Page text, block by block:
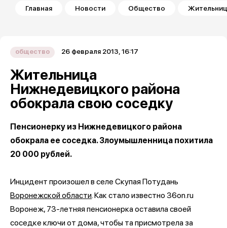
Строка навигации
Главная Новости Общество
общество 26 февраля 2013, 16:17
Жительница
Нижнедевицкого района
обокрала свою соседку
Пенсионерку из Нижнедевицкого района
обокрала ее соседка. Злоумышленница похитила
20 000 рублей.
Инцидент произошел в селе Скупая Потудань
Воронежской области . Как стало известно 36on.ru
Воронеж, 73-летняя пенсионерка оставила своей
соседке ключи от дома, чтобы та присмотрела за